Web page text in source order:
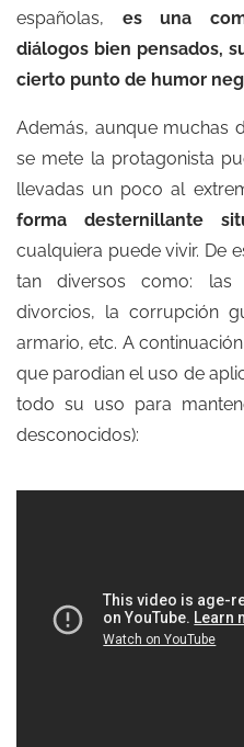
españolas, es una
diálogos bien pensados,
cierto punto de humor
Además, aunque muchas
se mete la protagonista
llevadas un poco al
forma desternillante
cualquiera puede vivir. De
tan diversos como: las
divorcios, la corrupción
armario, etc. A
que parodian el uso de
todo su uso para
desconocidos):